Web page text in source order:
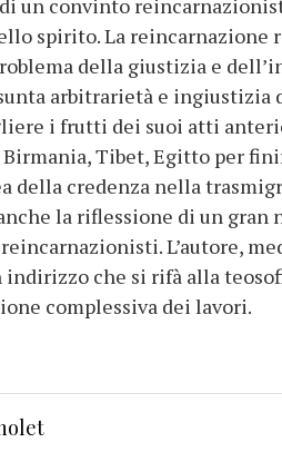
un convinto
spirito. La reincarnazione
della giustizia e
arbitrarietà e ingiustizia
i frutti dei suoi atti
Tibet, Egitto per
della credenza nella
la riflessione di un
L’autore,
che si rifà alla
complessiva dei lavori.